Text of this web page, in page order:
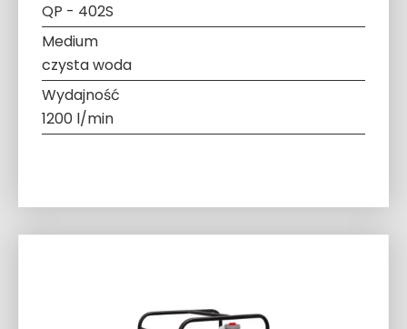
QP - 402S
Medium
czysta woda
Wydajność
1200 l/min